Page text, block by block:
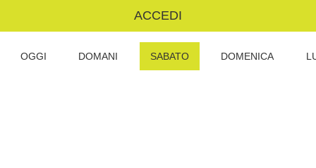
ACCEDI
OGGI DOMANI SABATO DOMENICA